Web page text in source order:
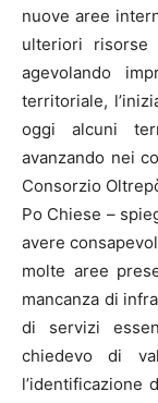
nuove aree
ulteriori risorse
agevolando
territoriale,
oggi alcuni
avanzando nei
Consorzio
Po Chiese –
avere
molte aree
mancanza di
di servizi
chiedevo di
l’identificazione